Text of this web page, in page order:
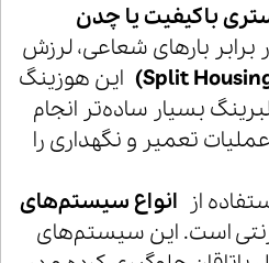
باکیفیت یا چدن
بارهای شعاعی، لرزش
این هوزینگ
بسیار ساده‌تر انجام
تعمیر و نگهداری را
از انواع سیستم‌های
است. این سیستم‌های